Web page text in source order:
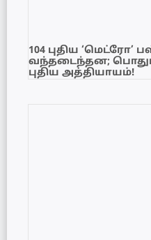
104 புதிய
வந்தடைந்தன;
புதிய அத்தியாயம்!